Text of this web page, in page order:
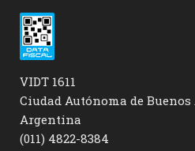
VIDT 1611
Ciudad Autónoma de Buenos
Argentina
(011) 4822-8384